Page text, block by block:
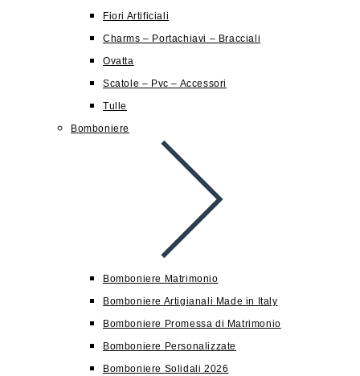
Fiori Artificiali
Charms – Portachiavi – Bracciali
Ovatta
Scatole – Pvc – Accessori
Tulle
Bomboniere
Bomboniere Matrimonio
Bomboniere Artigianali Made in Italy
Bomboniere Promessa di Matrimonio
Bomboniere Personalizzate
Bomboniere Solidali 2026